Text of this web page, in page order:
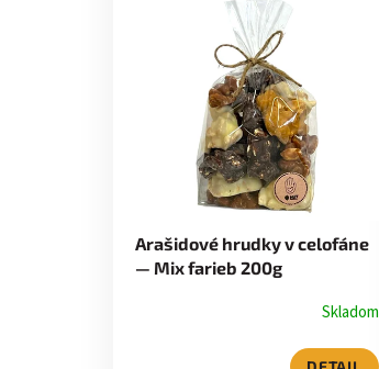
Arašidové hrudky v celofáne
— Mix farieb 200g
Skladom